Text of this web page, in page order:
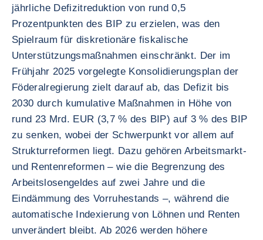
jährliche Defizitreduktion von rund 0,5
Prozentpunkten des BIP zu erzielen, was den
Spielraum für diskretionäre fiskalische
Unterstützungsmaßnahmen einschränkt. Der im
Frühjahr 2025 vorgelegte Konsolidierungsplan der
Föderalregierung zielt darauf ab, das Defizit bis
2030 durch kumulative Maßnahmen in Höhe von
rund 23 Mrd. EUR (3,7 % des BIP) auf 3 % des BIP
zu senken, wobei der Schwerpunkt vor allem auf
Strukturreformen liegt. Dazu gehören Arbeitsmarkt-
und Rentenreformen – wie die Begrenzung des
Arbeitslosengeldes auf zwei Jahre und die
Eindämmung des Vorruhestands –, während die
automatische Indexierung von Löhnen und Renten
unverändert bleibt. Ab 2026 werden höhere